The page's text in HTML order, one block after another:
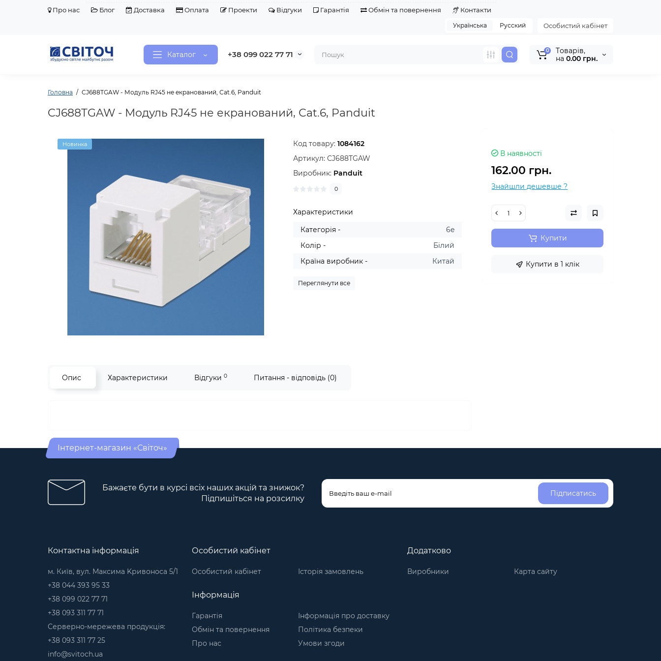
Про нас Блог Доставка Оплата Проекти Відгуки Гарантія Обмін та повернення
Контакти
Особистий кабінет
Українська Русский
Каталог +38 099 022 77 71 0
Tоварів,
на 0.00 грн.
Головна CJ688TGAW - Модуль RJ45 не екранований, Сat.6, Panduit
CJ688TGAW - Модуль RJ45 не екранований, Сat.6, Panduit
Новинка Код товару:1084162
Артикул:CJ688TGAW
Виробник: Panduit
0
Характеристики
Категорія -
6e
Колір -
Білий
Країна виробник -
Китай
Переглянути все
В наявності
162.00 грн.
Знайшли дешевше ?
Купити
Купити в 1 клік
Опис Характеристики Відгуки 0 Питання - відповідь (0)
Інтернет-магазин «Світоч»
Бажаєте бути в курсі всіх наших акцій та знижок?
Підпишіться на розсилку
Підписатись
Контактна інформація
м. Київ, вул. Максима Kривоноса 5/1
+38 044 393 95 33
+38 099 022 77 71
+38 093 311 77 71
Серверно-мережева продукція:
+38 093 311 77 25
info@svitoch.ua
Особистий кабінет
Особистий кабінет Історія замовлень
Додатково
Виробники Карта сайту
Інформація
Гарантія
Обмін та повернення
Про нас
Інформація про доставку
Політика безпеки
Умови згоди